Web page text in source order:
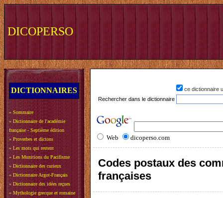
DICOPERSO
DICTIONNAIRES
» Sommaire
» Dictionnaire de l'académie
française - Septième édition
» Proverbes et dictons
» Les mots qui restent
» Les Munitions du Pacifisme
» Dictionnaire des curieux
» Dictionnaire Argot-Français
» Dictionnaire des idées reçues
» Mythologie grecque et romaine
ce dictionnaire
Rechercher dans le dictionnaire
Web dicoperso.com
Codes postaux des
françaises